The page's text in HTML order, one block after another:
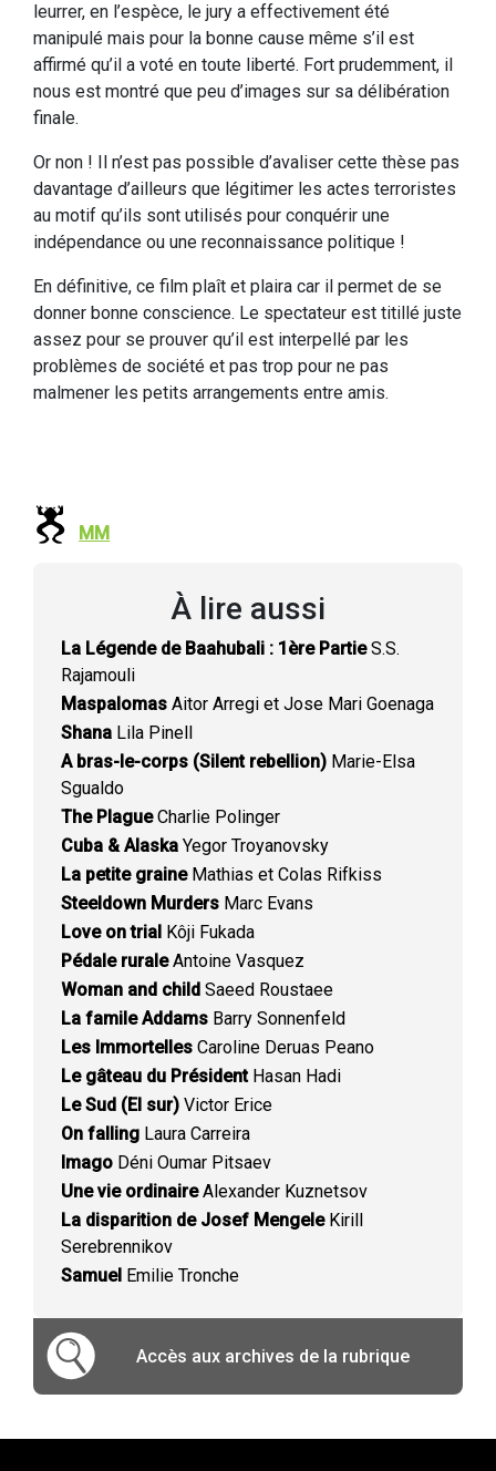
leurrer, en l’espèce, le jury a effectivement été
manipulé mais pour la bonne cause même s’il est
affirmé qu’il a voté en toute liberté. Fort prudemment, il
nous est montré que peu d’images sur sa délibération
finale.
Or non ! Il n’est pas possible d’avaliser cette thèse pas
davantage d’ailleurs que légitimer les actes terroristes
au motif qu’ils sont utilisés pour conquérir une
indépendance ou une reconnaissance politique !
En définitive, ce film plaît et plaira car il permet de se
donner bonne conscience. Le spectateur est titillé juste
assez pour se prouver qu’il est interpellé par les
problèmes de société et pas trop pour ne pas
malmener les petits arrangements entre amis.
MM
À lire aussi
La Légende de Baahubali : 1ère PartieS.S.
Rajamouli
Maspalomas Aitor Arregi et Jose Mari Goenaga
Shana Lila Pinell
A bras-le-corps (Silent rebellion) Marie-Elsa
Sgualdo
The PlagueCharlie Polinger
Cuba & Alaska Yegor Troyanovsky
La petite graineMathias et Colas Rifkiss
Steeldown Murders Marc Evans
Love on trial Kôji Fukada
Pédale ruraleAntoine Vasquez
Woman and child Saeed Roustaee
La famile Addams Barry Sonnenfeld
Les Immortelles Caroline Deruas Peano
Le gâteau du PrésidentHasan Hadi
Le Sud (El sur) Victor Erice
On falling Laura Carreira
Imago Déni Oumar Pitsaev
Une vie ordinaireAlexander Kuznetsov
La disparition de Josef MengeleKirill
Serebrennikov
Samuel Emilie Tronche
Accès aux archives de la rubrique